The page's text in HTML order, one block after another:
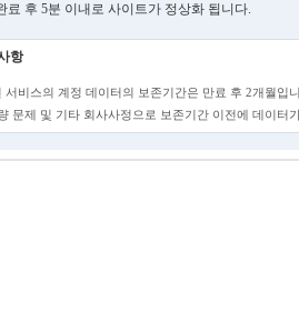
료 후 5분 이내로 사이트가 정상화 됩니다.
항
서비스의 계정 데이터의 보존기간은 만료 후 2개월입
문제 및 기타 회사사정으로 보존기간 이전에 데이터